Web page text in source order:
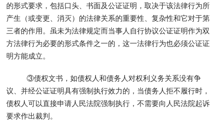
的形式要求，包括口头、书面及公证证明，取决于该法律行为所
产生（或变更、消灭）的法律关系的重要性、复杂性和它对于第
三者的作用。虽未为法律规定而当事人自行协议公证证明作为双
方法律行为必要的形式条件之一的，这一法律行为也必须公证证
明方能成立。
③债权文书，如债权人和债务人对权利义务关系没有争
议、并经公证证明具有强制执行效力的，当债务人拒不履行时，
债权人可以直接申请人民法院强制执行，不需要向人民法院起诉
要求作出裁判。